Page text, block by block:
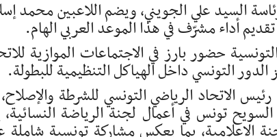
السيد علي الجويني، ويضم اللاعبين محمد
أداء مشرّف في هذا الموعد العربي الهام.
حضور بارز في الاجتماعات الموازية
الاتحاد الرياضي التونسي للشرطة
تونس في أعمال لجنة الرياضة النسائية،